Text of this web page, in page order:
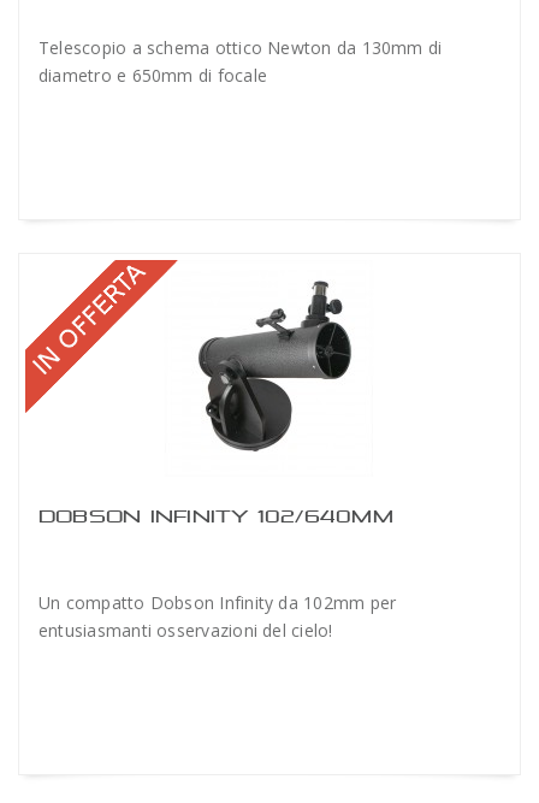
Telescopio a schema ottico Newton da 130mm di
diametro e 650mm di focale
DOBSON INFINITY 102/640MM
Un compatto Dobson Infinity da 102mm per
entusiasmanti osservazioni del cielo!